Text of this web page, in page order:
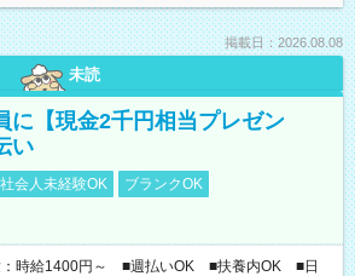
掲載日：2026.08.08
未読
に【現金2千円相当プレゼン
い
社会人未経験OK
ブランクOK
：時給1400円～ ■週払いOK ■扶養内OK ■日